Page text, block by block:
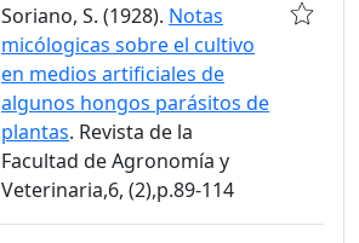
Soriano, S. (1928). Notas
micólogicas sobre el cultivo
en medios artificiales de
algunos hongos parásitos de
plantas. Revista de la
Facultad de Agronomía y
Veterinaria,6, (2),p.89-114